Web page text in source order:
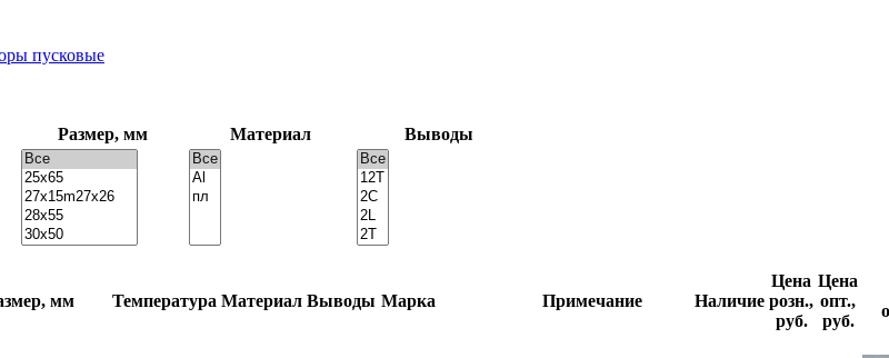
пусковые
Размер, мм Материал Выводы
мм Температура Материал Выводы Марка Примечание Наличие
Цена
розн.,
руб.
Цена
опт.,
руб.